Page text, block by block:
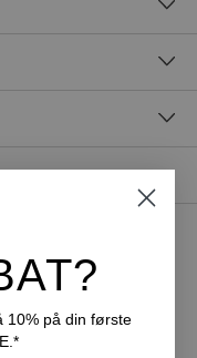
10% på din første